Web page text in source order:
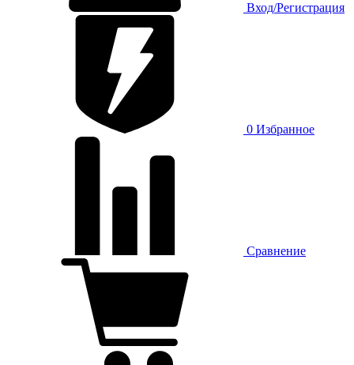
Вход/Регистрация
0 Избранное
Сравнение